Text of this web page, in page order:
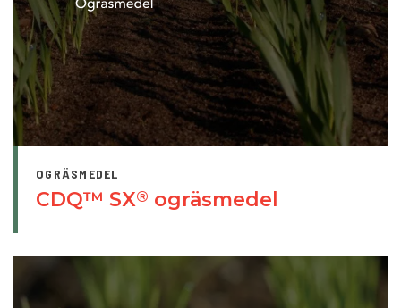
OGRÄSMEDEL
CDQ™ SX® ogräsmedel